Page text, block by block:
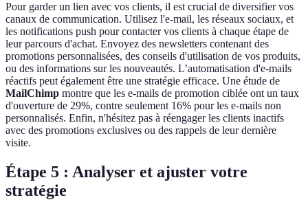
Pour garder un lien avec vos clients, il est crucial de diversifier vos
canaux de communication. Utilisez l'e-mail, les réseaux sociaux, et
les notifications push pour contacter vos clients à chaque étape de
leur parcours d'achat. Envoyez des newsletters contenant des
promotions personnalisées, des conseils d'utilisation de vos produits,
ou des informations sur les nouveautés. L’automatisation d'e-mails
réactifs peut également être une stratégie efficace. Une étude de
MailChimp montre que les e-mails de promotion ciblée ont un taux
d'ouverture de 29%, contre seulement 16% pour les e-mails non
personnalisés. Enfin, n'hésitez pas à réengager les clients inactifs
avec des promotions exclusives ou des rappels de leur dernière
visite.
Étape 5 : Analyser et ajuster votre
stratégie